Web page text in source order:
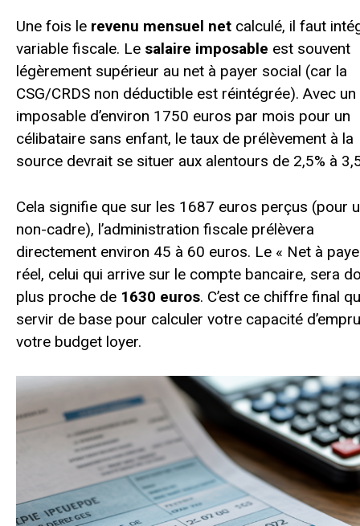
Une fois le revenu mensuel net calculé, il faut
variable fiscale. Le salaire imposable est souvent
légèrement supérieur au net à payer social (car la
CSG/CRDS non déductible est réintégrée). Avec un
imposable d’environ 1750 euros par mois pour un
célibataire sans enfant, le taux de prélèvement à la
source devrait se situer aux alentours de 2,5% à
Cela signifie que sur les 1687 euros perçus (pour
non-cadre), l’administration fiscale prélèvera
directement environ 45 à 60 euros. Le « Net à
réel, celui qui arrive sur le compte bancaire, sera
plus proche de 1630 euros. C’est ce chiffre final
servir de base pour calculer votre capacité
votre budget loyer.